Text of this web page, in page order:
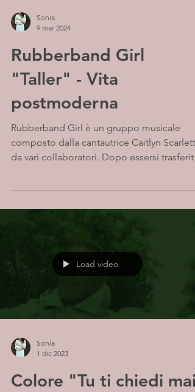
Sonia
9 mar 2024
Rubberband Girl
"Taller" - Vita
postmoderna
Rubberband Girl è un gruppo musicale
Load video
1 dic 2023